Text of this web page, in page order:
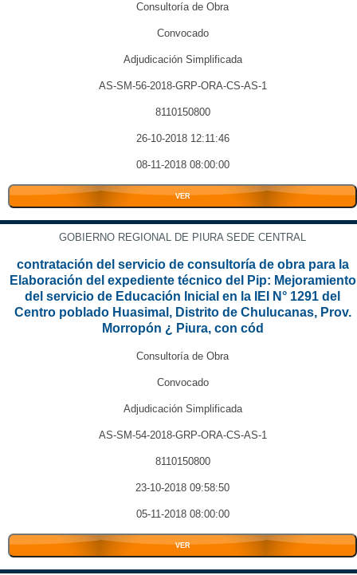
Consultoría de Obra
Convocado
Adjudicación Simplificada
AS-SM-56-2018-GRP-ORA-CS-AS-1
8110150800
26-10-2018 12:11:46
08-11-2018 08:00:00
VER
GOBIERNO REGIONAL DE PIURA SEDE CENTRAL
contratación del servicio de consultoría de obra para la
Elaboración del expediente técnico del Pip: Mejoramiento
del servicio de Educación Inicial en la IEI N° 1291 del
Centro poblado Huasimal, Distrito de Chulucanas, Prov.
Morropón ¿ Piura, con cód
Consultoría de Obra
Convocado
Adjudicación Simplificada
AS-SM-54-2018-GRP-ORA-CS-AS-1
8110150800
23-10-2018 09:58:50
05-11-2018 08:00:00
VER